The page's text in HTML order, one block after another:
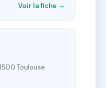
Voir la fiche →
Toulouse